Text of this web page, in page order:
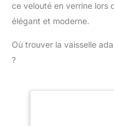
ce velouté en verrine lors
élégant et moderne.
Où trouver la vaisselle
?